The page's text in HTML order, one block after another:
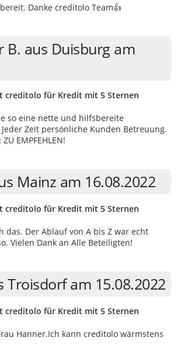
Danke creditolo Team👍
B. aus Duisburg am
creditolo für Kredit mit 5 Sternen
so eine nette und hilfsbereite
Zeit persönliche Kunden Betreuung.
EMPFEHLEN!
Mainz am 16.08.2022
creditolo für Kredit mit 5 Sternen
das. Der Ablauf von A bis Z war echt
Vielen Dank an Alle Beteiligten!
Troisdorf am 15.08.2022
creditolo für Kredit mit 5 Sternen
Hanner.Ich kann creditolo wärmstens